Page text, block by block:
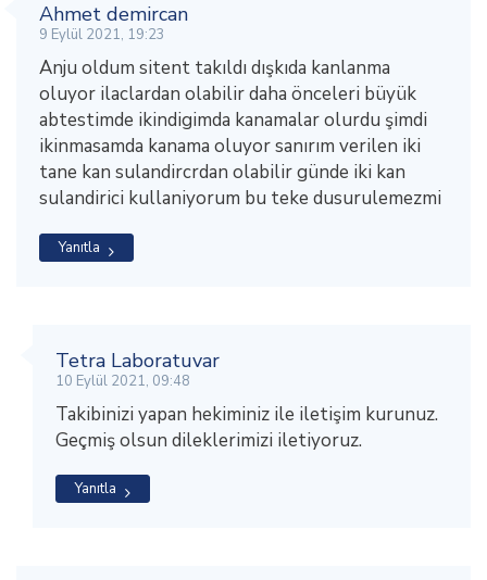
Ahmet demircan
9 Eylül 2021, 19:23
Anju oldum sitent takıldı dışkıda kanlanma
oluyor ilaclardan olabilir daha önceleri büyük
abtestimde ikindigimda kanamalar olurdu şimdi
ikinmasamda kanama oluyor sanırım verilen iki
tane kan sulandircrdan olabilir günde iki kan
sulandirici kullaniyorum bu teke dusurulemezmi
Yanıtla
Tetra Laboratuvar
10 Eylül 2021, 09:48
Takibinizi yapan hekiminiz ile iletişim kurunuz.
Geçmiş olsun dileklerimizi iletiyoruz.
Yanıtla